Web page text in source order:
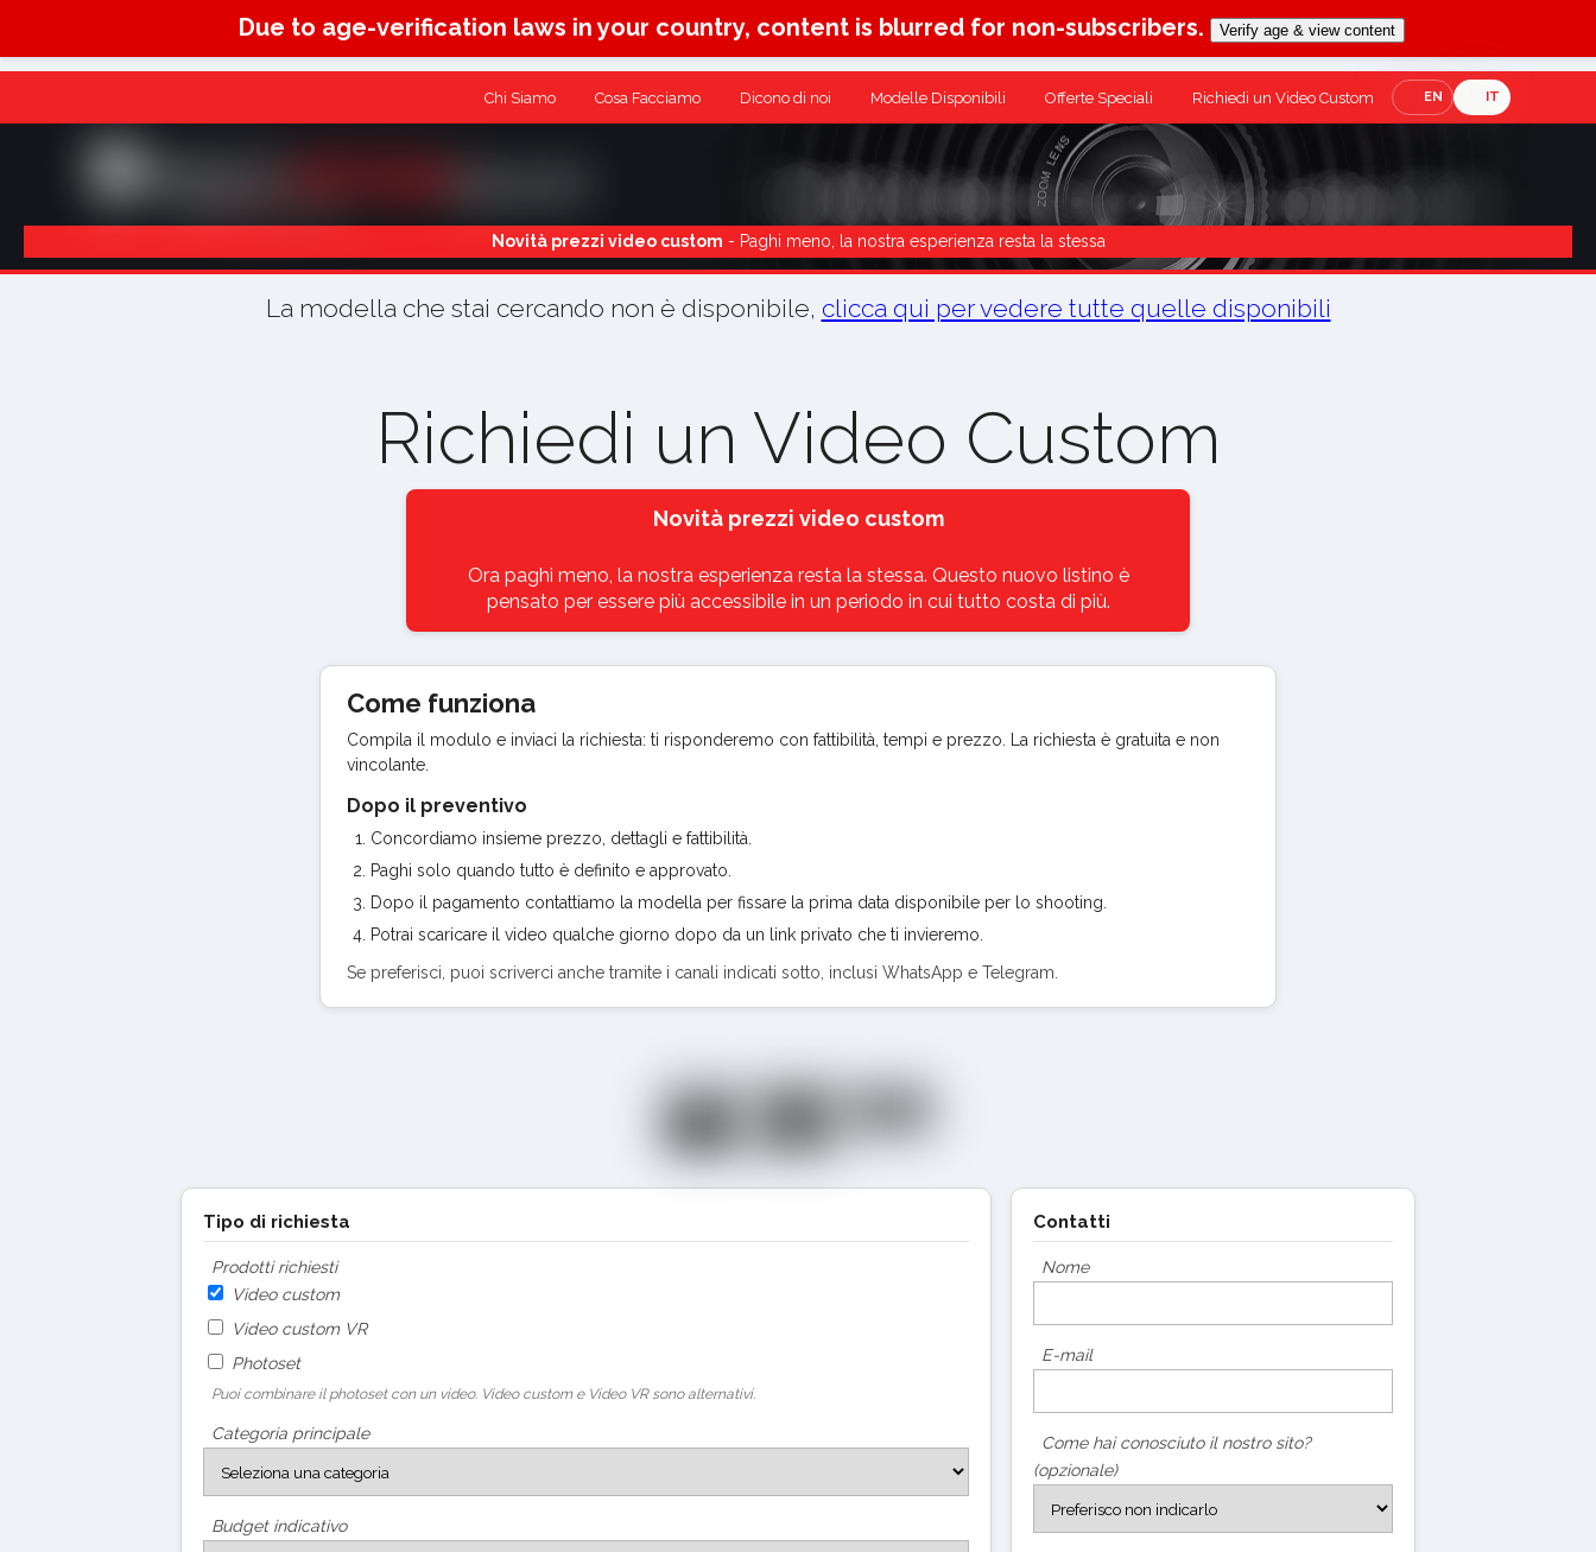
Due to age-verification laws in your country, content is blurred for non-subscribers. Verify age & view content
Chi Siamo Cosa Facciamo Dicono di noi Modelle Disponibili Offerte Speciali Richiedi un Video Custom EN IT
Novità prezzi video custom - Paghi meno, la nostra esperienza resta la stessa
La modella che stai cercando non è disponibile, clicca qui per vedere tutte quelle disponibili
Richiedi un Video Custom
Novità prezzi video custom
Ora paghi meno, la nostra esperienza resta la stessa. Questo nuovo listino è
pensato per essere più accessibile in un periodo in cui tutto costa di più.
Come funziona
Compila il modulo e inviaci la richiesta: ti risponderemo con fattibilità, tempi e prezzo. La richiesta è gratuita e non
vincolante.
Dopo il preventivo
Concordiamo insieme prezzo, dettagli e fattibilità.
Paghi solo quando tutto è definito e approvato.
Dopo il pagamento contattiamo la modella per fissare la prima data disponibile per lo shooting.
Potrai scaricare il video qualche giorno dopo da un link privato che ti invieremo.
Se preferisci, puoi scriverci anche tramite i canali indicati sotto, inclusi WhatsApp e Telegram.
Tipo di richiesta
Prodotti richiesti
Video custom
Video custom VR
Photoset
Puoi combinare il photoset con un video. Video custom e Video VR sono alternativi.
Categoria principale
Budget indicativo
Contatti
Nome
E-mail
Come hai conosciuto il nostro sito?
(opzionale)